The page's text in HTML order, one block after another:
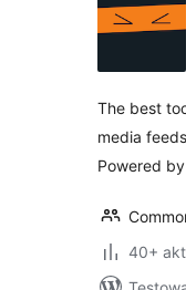
The best
media
Powered
40+